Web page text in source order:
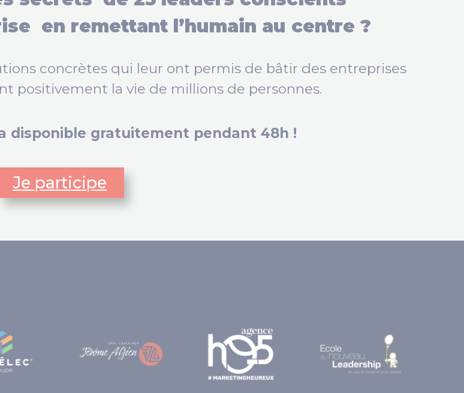
en remettant l’humain au centre ?
concrètes qui leur ont permis de bâtir des entreprises
positivement la vie de millions de personnes.
disponible gratuitement pendant 48h !
Je participe